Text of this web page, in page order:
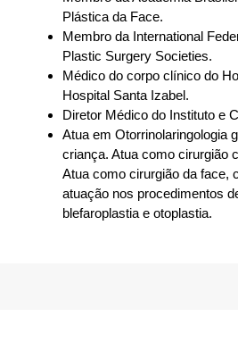
Plástica da Face.
Membro da International
Plastic Surgery Societies.
Médico do corpo clínico do
Hospital Santa Izabel.
Diretor Médico do Instituto e
Atua em Otorrinolaringologia
criança. Atua como cirurgião
Atua como cirurgião da face,
atuação nos procedimentos
blefaroplastia e otoplastia.